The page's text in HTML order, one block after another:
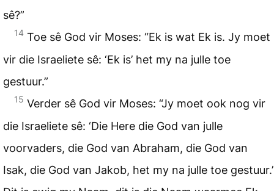
sê?”
14 Toe sê God vir Moses: “Ek is wat Ek is. Jy moet
vir die Israeliete sê: ‘Ek is’ het my na julle toe
gestuur.”
15 Verder sê God vir Moses: “Jy moet ook nog vir
die Israeliete sê: ‘Die Here die God van julle
voorvaders, die God van Abraham, die God van
Isak, die God van Jakob, het my na julle toe gestuur.’